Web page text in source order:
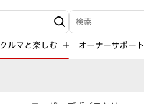
検索キーワード入力
クルマと楽しむ オーナーサポート